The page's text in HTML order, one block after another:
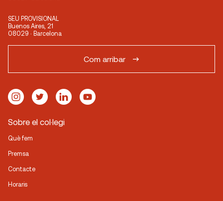
SEU PROVISIONAL
Buenos Aires, 21
08029 · Barcelona
Com arribar
Sobre el col·legi
Què fem
Premsa
Contacte
Horaris